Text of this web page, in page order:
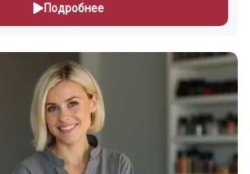
Подробнее